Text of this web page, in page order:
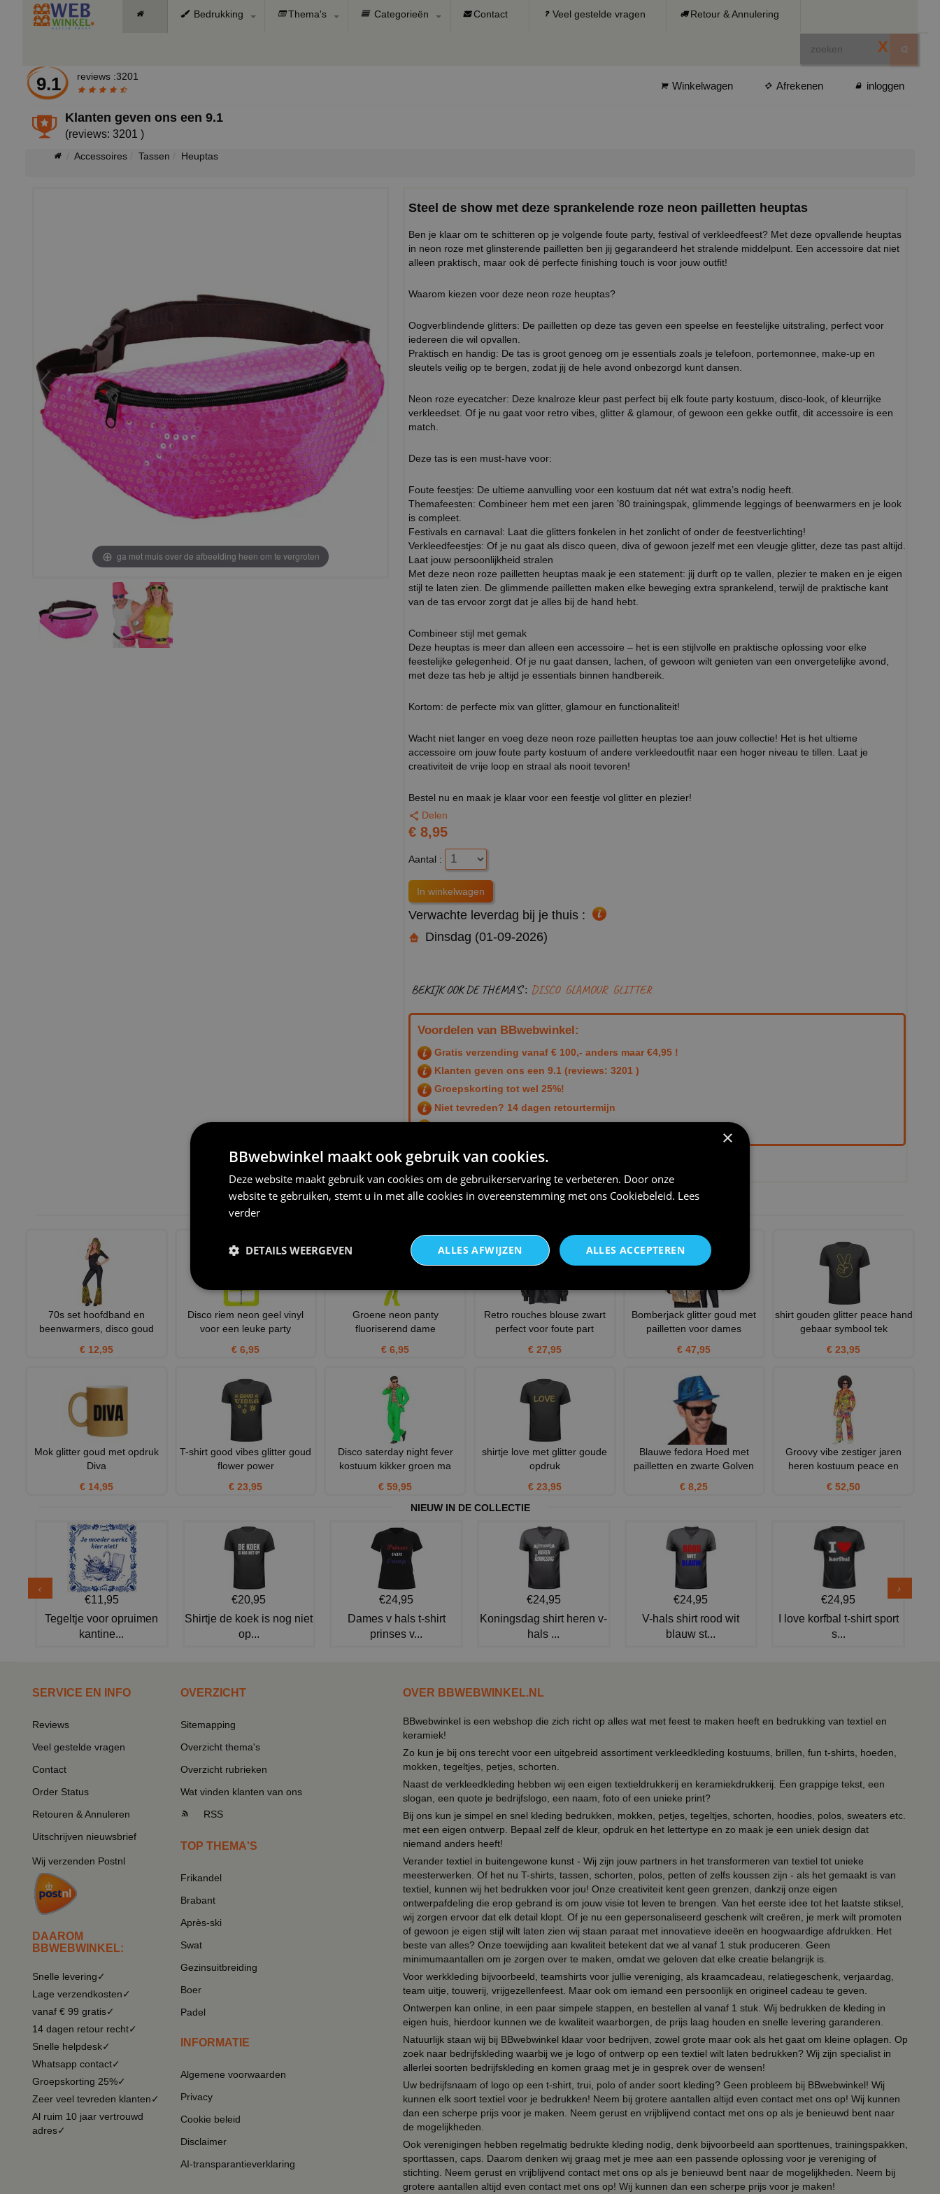
Bedrukking Thema's Categorieën Contact Veel gestelde vragen Retour & Annulering
X
9.1 reviews :3201
Winkelwagen Afrekenen inloggen
Klanten geven ons een9.1
(reviews: 3201 )
Accessoires Tassen Heuptas
ga met muis over de afbeelding heen om te vergroten
Steel de show met deze sprankelende roze neon pailletten heuptas
Ben je klaar om te schitteren op je volgende foute party, festival of verkleedfeest? Met deze opvallende heuptas
in neon roze met glinsterende pailletten ben jij gegarandeerd het stralende middelpunt. Een accessoire dat niet
alleen praktisch, maar ook dé perfecte finishing touch is voor jouw outfit!
Waarom kiezen voor deze neon roze heuptas?
Oogverblindende glitters: De pailletten op deze tas geven een speelse en feestelijke uitstraling, perfect voor
iedereen die wil opvallen.
Praktisch en handig: De tas is groot genoeg om je essentials zoals je telefoon, portemonnee, make-up en
sleutels veilig op te bergen, zodat jij de hele avond onbezorgd kunt dansen.
Neon roze eyecatcher: Deze knalroze kleur past perfect bij elk foute party kostuum, disco-look, of kleurrijke
verkleedset. Of je nu gaat voor retro vibes, glitter & glamour, of gewoon een gekke outfit, dit accessoire is een
match.
Deze tas is een must-have voor:
Foute feestjes: De ultieme aanvulling voor een kostuum dat nét wat extra’s nodig heeft.
Themafeesten: Combineer hem met een jaren ’80 trainingspak, glimmende leggings of beenwarmers en je look
is compleet.
Festivals en carnaval: Laat die glitters fonkelen in het zonlicht of onder de feestverlichting!
Verkleedfeestjes: Of je nu gaat als disco queen, diva of gewoon jezelf met een vleugje glitter, deze tas past altijd.
Laat jouw persoonlijkheid stralen
Met deze neon roze pailletten heuptas maak je een statement: jij durft op te vallen, plezier te maken en je eigen
stijl te laten zien. De glimmende pailletten maken elke beweging extra sprankelend, terwijl de praktische kant
van de tas ervoor zorgt dat je alles bij de hand hebt.
Combineer stijl met gemak
Deze heuptas is meer dan alleen een accessoire – het is een stijlvolle en praktische oplossing voor elke
feestelijke gelegenheid. Of je nu gaat dansen, lachen, of gewoon wilt genieten van een onvergetelijke avond,
met deze tas heb je altijd je essentials binnen handbereik.
Kortom: de perfecte mix van glitter, glamour en functionaliteit!
Wacht niet langer en voeg deze neon roze pailletten heuptas toe aan jouw collectie! Het is het ultieme
accessoire om jouw foute party kostuum of andere verkleedoutfit naar een hoger niveau te tillen. Laat je
creativiteit de vrije loop en straal als nooit tevoren!
Bestel nu en maak je klaar voor een feestje vol glitter en plezier!
Delen
€ 8,95
Aantal :
Verwachte leverdag bij je thuis :
Dinsdag (01-09-2026)
BEKIJK OOK DE THEMA'S : DISCO GLAMOUR GLITTER
Voordelen van BBwebwinkel:
Gratis verzending vanaf € 100,- anders maar €4,95 !
Klanten geven ons een 9.1 (reviews: 3201 )
Groepskorting tot wel 25%!
Niet tevreden? 14 dagen retourtermijn
Snelle helpdesk
Productcode: 53121 - bbweb42641fin
70s set hoofdband en
beenwarmers, disco goud
€ 12,95
Disco riem neon geel vinyl
voor een leuke party
€ 6,95
Groene neon panty
fluoriserend dame
€ 6,95
Retro rouches blouse zwart
perfect voor foute part
€ 27,95
Bomberjack glitter goud met
pailletten voor dames
€ 47,95
shirt gouden glitter peace hand
gebaar symbool tek
€ 23,95
Mok glitter goud met opdruk
Diva
€ 14,95
T-shirt good vibes glitter goud
flower power
€ 23,95
Disco saterday night fever
kostuum kikker groen ma
€ 59,95
shirtje love met glitter goude
opdruk
€ 23,95
Blauwe fedora Hoed met
pailletten en zwarte Golven
€ 8,25
Groovy vibe zestiger jaren
heren kostuum peace en
€ 52,50
NIEUW IN DE COLLECTIE
€11,95
Tegeltje voor opruimen
kantine...
€20,95
Shirtje de koek is nog niet
op...
€24,95
Dames v hals t-shirt
prinses v...
€24,95
Koningsdag shirt heren v-
hals ...
€24,95
V-hals shirt rood wit
blauw st...
€24,95
I love korfbal t-shirt sport
s...
SERVICE EN INFO
Reviews
Veel gestelde vragen
Contact
Order Status
Retouren & Annuleren
Uitschrijven nieuwsbrief
Wij verzenden Postnl
DAAROM
BBWEBWINKEL:
Snelle levering✓
Lage verzendkosten✓
vanaf € 99 gratis✓
14 dagen retour recht✓
Snelle helpdesk✓
Whatsapp contact✓
Groepskorting 25%✓
Zeer veel tevreden klanten✓
Al ruim 10 jaar vertrouwd
adres✓
OVERZICHT
Sitemapping
Overzicht thema's
Overzicht rubrieken
Wat vinden klanten van ons
RSS
TOP THEMA'S
Frikandel
Brabant
Après-ski
Swat
Gezinsuitbreiding
Boer
Padel
INFORMATIE
Algemene voorwaarden
Privacy
Cookie beleid
Disclaimer
AI-transparantieverklaring
OVER BBWEBWINKEL.NL
BBwebwinkel is een webshop die zich richt op alles wat met feest te maken heeft en bedrukking van textiel en
keramiek!
Zo kun je bij ons terecht voor een uitgebreid assortiment verkleedkleding kostuums, brillen, fun t-shirts, hoeden,
mokken, tegeltjes, petjes, schorten.
Naast de verkleedkleding hebben wij een eigen textieldrukkerij en keramiekdrukkerij. Een grappige tekst, een
slogan, een quote je bedrijfslogo, een naam, foto of een unieke print?
Bij ons kun je simpel en snel kleding bedrukken, mokken, petjes, tegeltjes, schorten, hoodies, polos, sweaters etc.
met een eigen ontwerp. Bepaal zelf de kleur, opdruk en het lettertype en zo maak je een uniek design dat
niemand anders heeft!
Verander textiel in buitengewone kunst - Wij zijn jouw partners in het transformeren van textiel tot unieke
meesterwerken. Of het nu T-shirts, tassen, schorten, polos, petten of zelfs koussen zijn - als het gemaakt is van
textiel, kunnen wij het bedrukken voor jou! Onze creativiteit kent geen grenzen, dankzij onze eigen
ontwerpafdeling die erop gebrand is om jouw visie tot leven te brengen. Van het eerste idee tot het laatste stiksel,
wij zorgen ervoor dat elk detail klopt. Of je nu een gepersonaliseerd geschenk wilt creëren, je merk wilt promoten
of gewoon je eigen stijl wilt laten zien wij staan paraat met innovatieve ideeën en hoogwaardige afdrukken. Het
beste van alles? Onze toewijding aan kwaliteit betekent dat we al vanaf 1 stuk produceren. Geen
minimumaantallen om je zorgen over te maken, omdat we geloven dat elke creatie belangrijk is.
Voor werkkleding bijvoorbeeld, teamshirts voor jullie vereniging, als kraamcadeau, relatiegeschenk, verjaardag,
team uitje, touwerij, vrijgezellenfeest. Maar ook om iemand een persoonlijk en origineel cadeau te geven.
Ontwerpen kan online, in een paar simpele stappen, en bestellen al vanaf 1 stuk. Wij bedrukken de kleding in
eigen huis, hierdoor kunnen we de kwaliteit waarborgen, de prijs laag houden en snelle levering garanderen.
Natuurlijk staan wij bij BBwebwinkel klaar voor bedrijven, zowel grote maar ook als het gaat om kleine oplagen. Op
zoek naar bedrijfskleding waarbij we je logo of ontwerp op een textiel wilt laten bedrukken? Wij zijn specialist in
allerlei soorten bedrijfskleding en komen graag met je in gesprek over de wensen!
Uw bedrijfsnaam of logo op een t-shirt, trui, polo of ander soort kleding? Geen probleem bij BBwebwinkel! Wij
kunnen elk soort textiel voor je bedrukken! Neem bij grotere aantallen altijd even contact met ons op! Wij kunnen
dan een scherpe prijs voor je maken. Neem gerust en vrijblijvend contact met ons op als je benieuwd bent naar
de mogelijkheden.
Ook verenigingen hebben regelmatig bedrukte kleding nodig, denk bijvoorbeeld aan sporttenues, trainingspakken,
sporttassen, caps. Daarom denken wij graag met je mee aan een passende oplossing voor je vereniging of
stichting. Neem gerust en vrijblijvend contact met ons op als je benieuwd bent naar de mogelijkheden. Neem bij
grotere aantallen altijd even contact met ons op! Wij kunnen dan een scherpe prijs voor je maken!
×
BBwebwinkel maakt ook gebruik van cookies.
Deze website maakt gebruik van cookies om de gebruikerservaring te verbeteren. Door onze
website te gebruiken, stemt u in met alle cookies in overeenstemming met ons Cookiebeleid. Lees
verder
ALLES ACCEPTEREN
ALLES AFWIJZEN
DETAILS WEERGEVEN